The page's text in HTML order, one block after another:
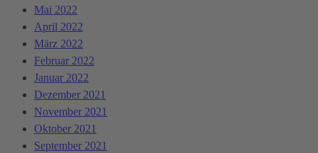
Mai 2022
April 2022
März 2022
Februar 2022
Januar 2022
Dezember 2021
November 2021
Oktober 2021
September 2021